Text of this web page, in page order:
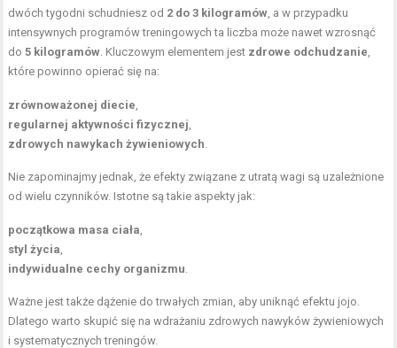
dwóch tygodni schudniesz od 2 do 3 kilogramów, a w przypadku
intensywnych programów treningowych ta liczba może nawet wzrosnąć
do5 kilogramów. Kluczowym elementem jest zdrowe odchudzanie,
które powinno opierać się na:
zrównoważonej diecie,
regularnej aktywności fizycznej,
zdrowych nawykach żywieniowych.
Nie zapominajmy jednak, że efekty związane z utratą wagi są uzależnione
od wielu czynników. Istotne są takie aspekty jak:
początkowa masa ciała,
styl życia,
indywidualne cechy organizmu.
Ważne jest także dążenie do trwałych zmian, aby uniknąć efektu jojo.
Dlatego warto skupić się na wdrażaniu zdrowych nawyków żywieniowych
i systematycznych treningów.